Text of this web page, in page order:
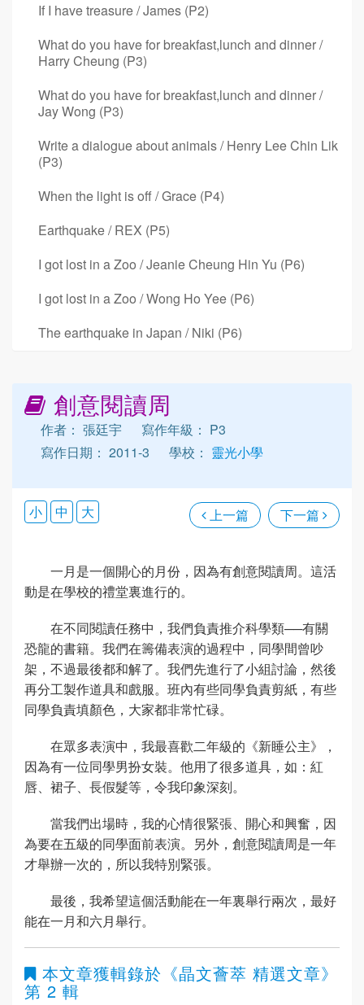
If I have treasure / James (P2)
What do you have for breakfast,lunch and dinner /
Harry Cheung (P3)
What do you have for breakfast,lunch and dinner /
Jay Wong (P3)
Write a dialogue about animals / Henry Lee Chin Lik
(P3)
When the light is off / Grace (P4)
Earthquake / REX (P5)
I got lost in a Zoo / Jeanie Cheung Hin Yu (P6)
I got lost in a Zoo / Wong Ho Yee (P6)
The earthquake in Japan / Niki (P6)
創意閱讀周
作者： 張廷宇
寫作年級： P3
寫作日期： 2011-3
學校： 靈光小學
上一篇 下一篇
小 中 大
一月是一個開心的月份，因為有創意閱讀周。這活
動是在學校的禮堂裏進行的。
在不同閱讀任務中，我們負責推介科學類──有關
恐龍的書籍。我們在籌備表演的過程中，同學間曾吵
架，不過最後都和解了。我們先進行了小組討論，然後
再分工製作道具和戲服。班內有些同學負責剪紙，有些
同學負責填顏色，大家都非常忙碌。
在眾多表演中，我最喜歡二年級的《新睡公主》，
因為有一位同學男扮女裝。他用了很多道具，如：紅
唇、裙子、長假髮等，令我印象深刻。
當我們出場時，我的心情很緊張、開心和興奮，因
為要在五級的同學面前表演。另外，創意閱讀周是一年
才舉辦一次的，所以我特別緊張。
最後，我希望這個活動能在一年裏舉行兩次，最好
能在一月和六月舉行。
本文章獲輯錄於 《晶文薈萃 精選文章》
第 2 輯